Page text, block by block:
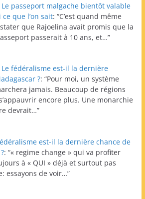
Le passeport malgache bientôt valable
que l’on sait: “C’est quand même
que Rajoelina avait promis que la
passerait à 10 ans, et…”
Le fédéralisme est-il la dernière
?: “Pour moi, un système
jamais. Beaucoup de régions
encore plus. Une monarchie
devrait…”
est-il la dernière chance de
: “« regime change » qui va profiter
à « QUI » déjà et surtout pas
essayons de voir…”